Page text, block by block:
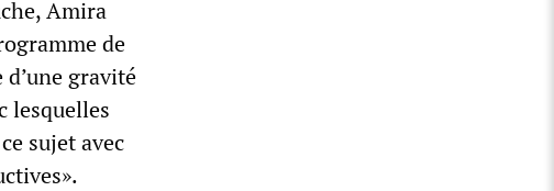
Amira
de
gravité
lesquelles
sujet avec